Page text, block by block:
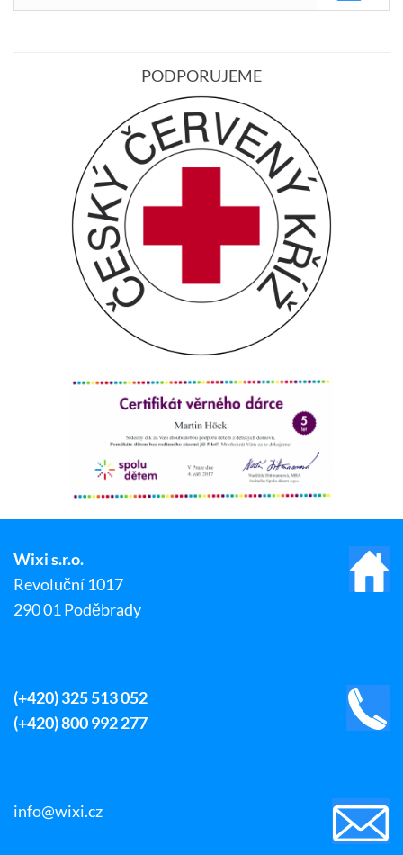
PODPORUJEME
Wixi s.r.o.
Revoluční 1017
290 01 Poděbrady
(+420) 325 513 052
(+420) 800 992 277
info@wixi.cz